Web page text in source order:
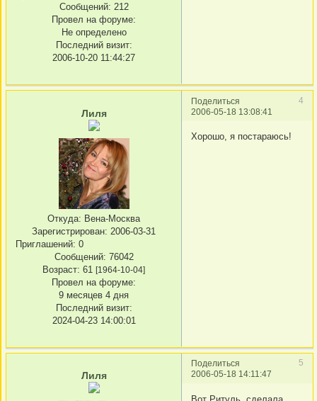
Сообщений: 212
Провел на форуме:
Не определено
Последний визит:
2006-10-20 11:44:27
Поделиться
4
2006-05-18 13:08:41
Лиля
Откуда: Вена-Москва
Зарегистрирован: 2006-03-31
Приглашений: 0
Сообщений: 76042
Возраст: 61 [1964-10-04]
Провел на форуме:
9 месяцев 4 дня
Последний визит:
2024-04-23 14:00:01
Хорошо, я постараюсь!
Поделиться
5
2006-05-18 14:11:47
Лиля